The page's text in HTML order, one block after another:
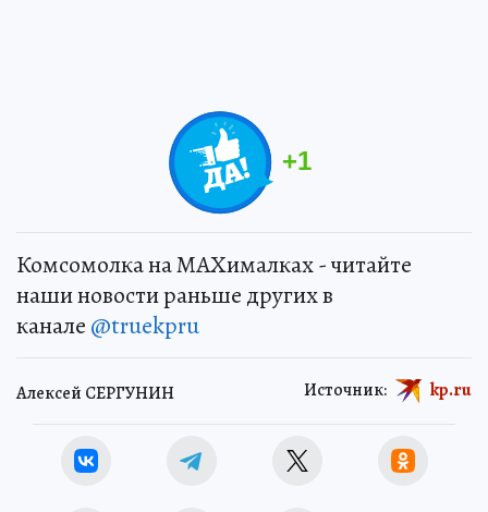
+1
Комсомолка на MAXималках - читайте
наши новости раньше других в
канале @truekpru
Алексей СЕРГУНИН Источник: kp.ru